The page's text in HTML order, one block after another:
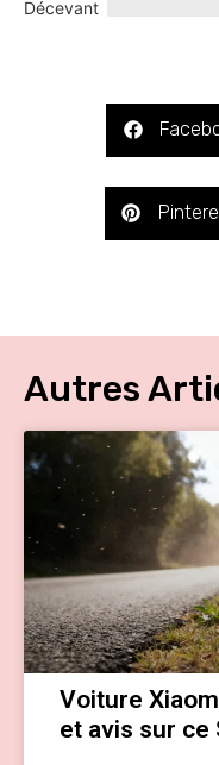
Décevant
Autres
Voiture
et avis sur ce